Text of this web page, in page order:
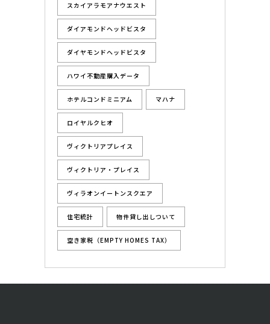
スカイアラモアナウエスト
ダイアモンドヘッドビスタ
ダイヤモンドヘッドビスタ
ハワイ不動産購入データ
ホテルコンドミニアム マハナ
ロイヤルクヒオ
ヴィクトリアプレイス
ヴィクトリア・プレイス
ヴィラオンイートンスクエア
住宅統計 物件貸し出しついて
空き家税（EMPTY HOMES TAX）